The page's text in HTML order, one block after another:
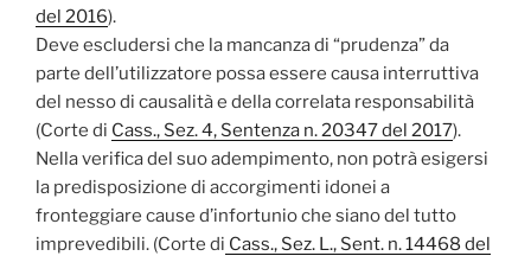
del 2016).
Deve escludersi che la mancanza di “prudenza” da
parte dell’utilizzatore possa essere causa interruttiva
del nesso di causalità e della correlata responsabilità
(Corte di Cass., Sez. 4, Sentenza n. 20347 del 2017).
Nella verifica del suo adempimento, non potrà esigersi
la predisposizione di accorgimenti idonei a
fronteggiare cause d’infortunio che siano del tutto
imprevedibili. (Corte di Cass., Sez. L., Sent. n. 14468 del